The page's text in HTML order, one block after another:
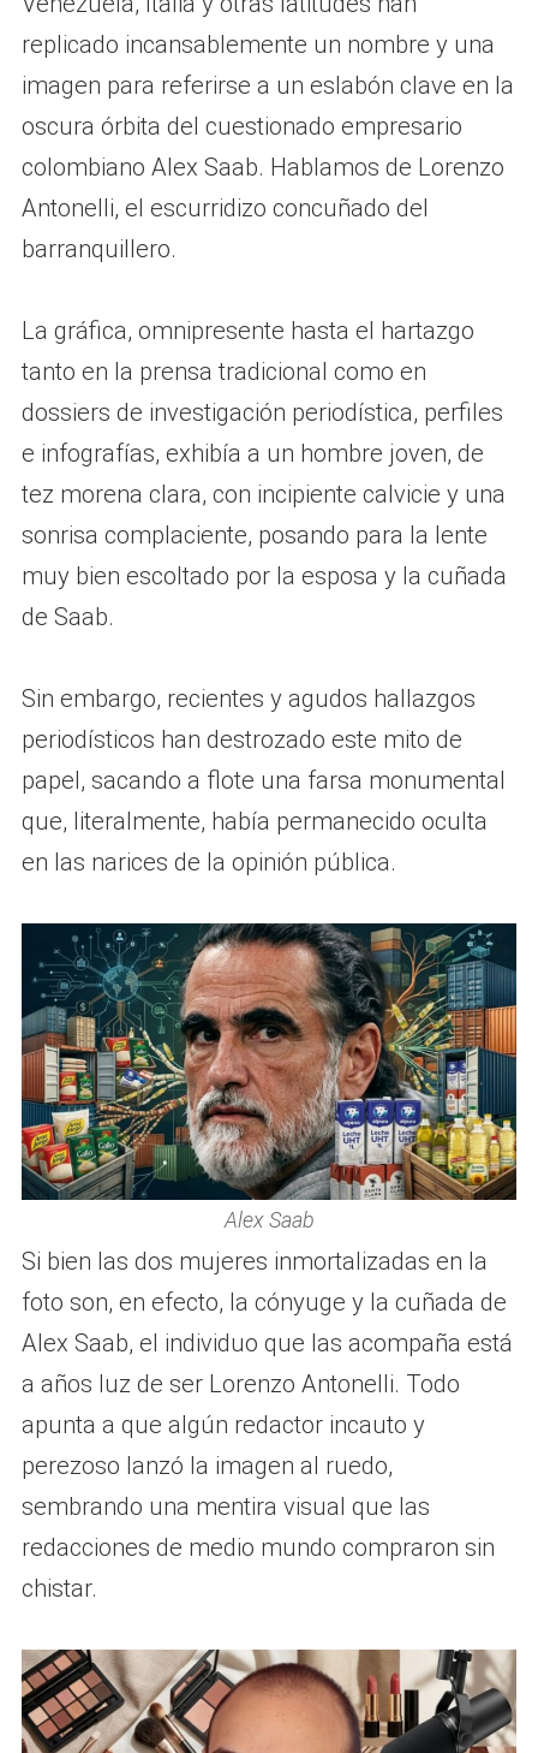
replicado incansablemente un nombre y una
imagen para referirse a un eslabón clave en la
oscura órbita del cuestionado empresario
colombiano Alex Saab. Hablamos de Lorenzo
Antonelli, el escurridizo concuñado del
barranquillero.
La gráfica, omnipresente hasta el hartazgo
tanto en la prensa tradicional como en
dossiers de investigación periodística, perfiles
e infografías, exhibía a un hombre joven, de
tez morena clara, con incipiente calvicie y una
sonrisa complaciente, posando para la lente
muy bien escoltado por la esposa y la cuñada
de Saab.
Sin embargo, recientes y agudos hallazgos
periodísticos han destrozado este mito de
papel, sacando a flote una farsa monumental
que, literalmente, había permanecido oculta
en las narices de la opinión pública.
Alex Saab
Si bien las dos mujeres inmortalizadas en la
foto son, en efecto, la cónyuge y la cuñada de
Alex Saab, el individuo que las acompaña está
a años luz de ser Lorenzo Antonelli. Todo
apunta a que algún redactor incauto y
perezoso lanzó la imagen al ruedo,
sembrando una mentira visual que las
redacciones de medio mundo compraron sin
chistar.